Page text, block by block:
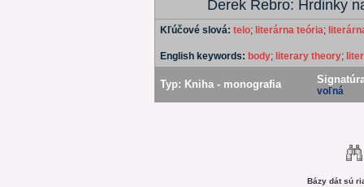
Derek Rebro: Hrdinky
Kľúčové slová: telo; literárna teória;
English keywords: body; literary theory;
Typ: Kniha - monografia
voľná
Bázy dát sú